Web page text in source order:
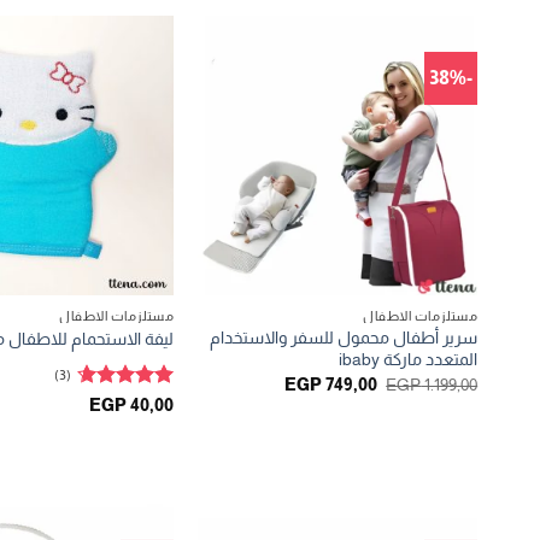
-38%
مستلزمات الاطفال
سرير أطفال محمول للسفر والاستخدام
المتعدد ماركة ibaby
EGP1.199,00
السعر
الأصلي
EGP749,00
مستلزمات الاطفال
ليفة الاستحمام للاطفال
تم التقييم
(3)
EGP40,00